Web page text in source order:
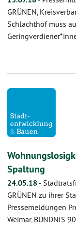
GRÜNEN,
Schlachthof muss
Spaltung
24.05.18 -
GRÜNEN zu ihrer
Pressemeldungen
Weimar, BÜNDNIS